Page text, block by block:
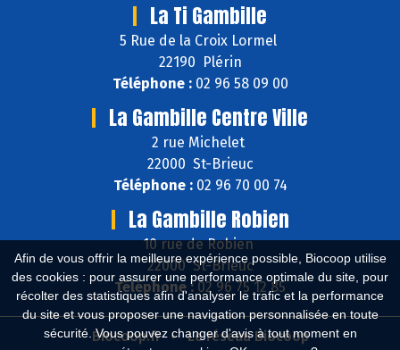
Afin de vous offrir la meilleure expérience possible, Biocoop utilise
des cookies : pour assurer une performance optimale du site, pour
récolter des statistiques afin d'analyser le trafic et la performance
du site et vous proposer une navigation personnalisée en toute
sécurité. Vous pouvez changer d'avis à tout moment en
La Ti Gambille
5 Rue de la Croix Lormel
22190 Plérin
Téléphone :02 96 58 09 00
La Gambille Centre Ville
2 rue Michelet
22000 St-Brieuc
Téléphone :02 96 70 00 74
La Gambille Robien
10 rue de Robien
22000 St-Brieuc
Téléphone :02 96 75 12 85
Biocoop.fr Le réseau Biocoop